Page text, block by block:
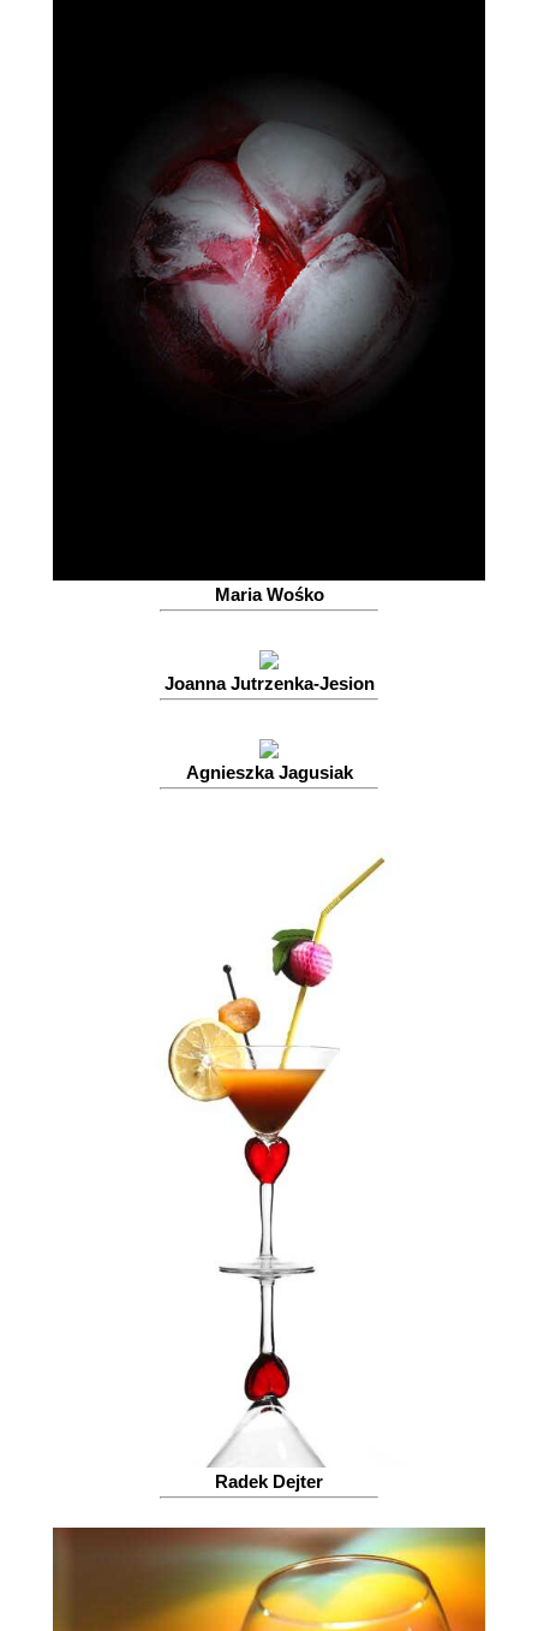
Maria Wośko
Joanna Jutrzenka-Jesion
Agnieszka Jagusiak
Radek Dejter